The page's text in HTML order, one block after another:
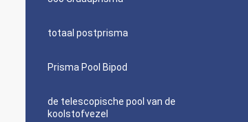
totaal postprisma
Prisma Pool Bipod
de telescopische pool van de
koolstofvezel